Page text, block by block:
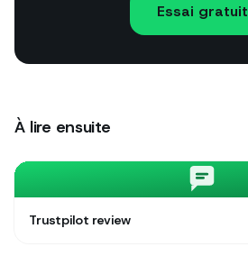
Essai gratuit
À lire ensuite
Trustpilot review